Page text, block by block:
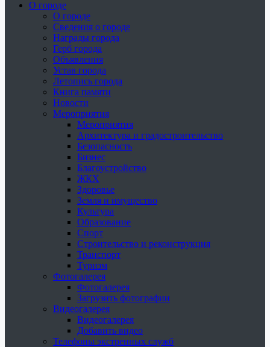
О городе
О городе
Сведения о городе
Награды города
Герб города
Объявления
Устав города
Летопись города
Книга памяти
Новости
Мероприятия
Мероприятия
Архитектура и градостроительство
Безопасность
Бизнес
Благоустройство
ЖКХ
Здоровье
Земля и имущество
Культура
Образование
Спорт
Строительство и реконструкция
Транспорт
Туризм
Фотогалерея
Фотогалерея
Загрузить фотографии
Видеогалерея
Видеогалерея
Добавить видео
Телефоны экстренных служб